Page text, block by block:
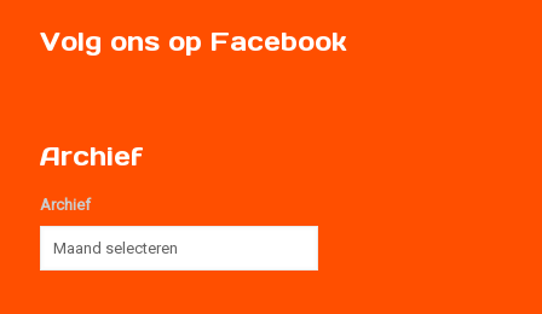
Volg ons op Facebook
Archief
Archief